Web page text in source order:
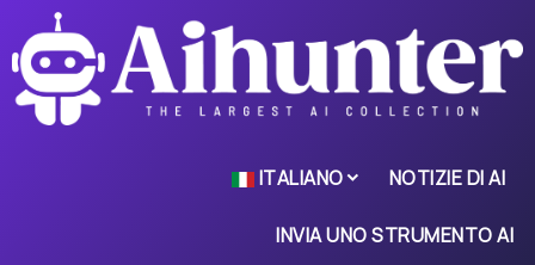
ITALIANO NOTIZIE DI AI
INVIA UNO STRUMENTO AI